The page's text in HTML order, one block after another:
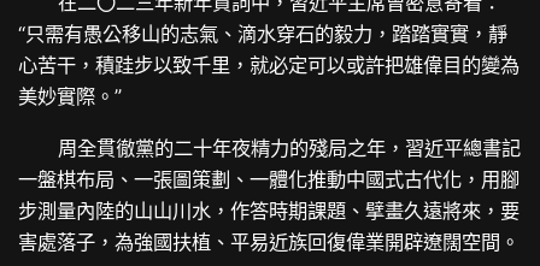
“只需有愚公移山的志氣、滴水穿石的毅力，踏踏實實，靜
心苦干，積跬步以致千里，就必定可以或許把雄偉目的變為
美妙實際。”
周全貫徹黨的二十年夜精力的殘局之年，習近平總書記
一盤棋布局、一張圖策劃、一體化推動中國式古代化，用腳
步測量內陸的山山川水，作答時期課題、擘畫久遠將來，要
害處落子，為強國扶植、平易近族回復偉業開辟遼闊空間。